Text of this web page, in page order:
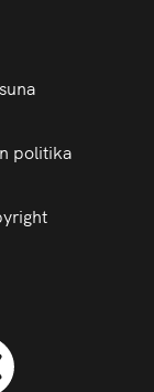
politika